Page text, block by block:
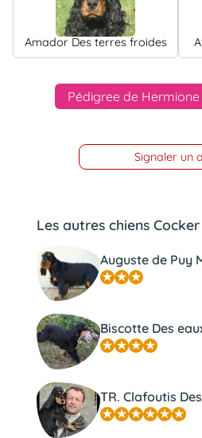
Amador Des terres froides
Pédigree de
Signaler un
Les autres chiens
Auguste de Puy
Biscotte Des
TR. Clafoutis